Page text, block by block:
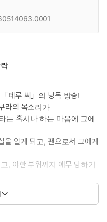
테루 씨」의 낭독 방송!
라의 목소리가
는 혹시나 하는 마음에 그에
알게 되고, 팬으로서 그에게
, 야한 부위까지 애무 당하기
라고 생각하면서도…
하지 못하고―!